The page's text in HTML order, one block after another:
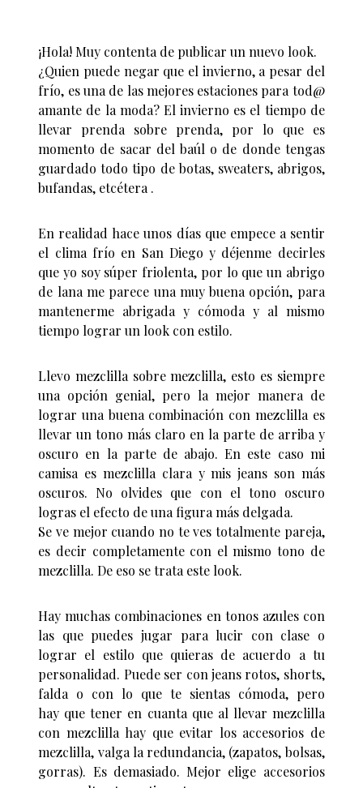
¡Hola! Muy contenta de publicar un nuevo look.
¿Quien puede negar que el invierno, a pesar del
frío, es una de las mejores estaciones para tod@
amante de la moda? El invierno es el tiempo de
llevar prenda sobre prenda, por lo que es
momento de sacar del baúl o de donde tengas
guardado todo tipo de botas, sweaters, abrigos,
bufandas, etcétera .
En realidad hace unos días que empece a sentir
el clima frío en San Diego y déjenme decirles
que yo soy súper friolenta, por lo que un abrigo
de lana me parece una muy buena opción, para
mantenerme abrigada y cómoda y al mismo
tiempo lograr un look con estilo.
Llevo mezclilla sobre mezclilla, esto es siempre
una opción genial, pero la mejor manera de
lograr una buena combinación con mezclilla es
llevar un tono más claro en la parte de arriba y
oscuro en la parte de abajo. En este caso mi
camisa es mezclilla clara y mis jeans son más
oscuros. No olvides que con el tono oscuro
logras el efecto de una figura más delgada.
Se ve mejor cuando no te ves totalmente pareja,
es decir completamente con el mismo tono de
mezclilla. De eso se trata este look.
Hay muchas combinaciones en tonos azules con
las que puedes jugar para lucir con clase o
lograr el estilo que quieras de acuerdo a tu
personalidad. Puede ser con jeans rotos, shorts,
falda o con lo que te sientas cómoda, pero
hay que tener en cuanta que al llevar mezclilla
con mezclilla hay que evitar los accesorios de
mezclilla, valga la redundancia, (zapatos, bolsas,
gorras). Es demasiado. Mejor elige accesorios